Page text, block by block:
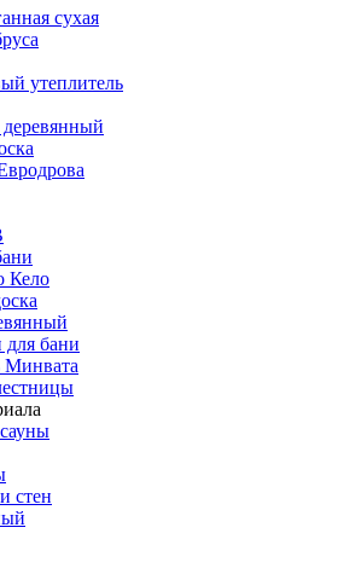
сухая
утеплитель
Кело
для бани
Минвата
стен